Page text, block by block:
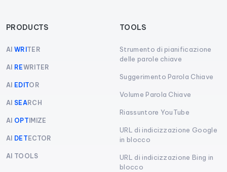
PRODUCTS
AI WRI TER
AI REWRITER
AI EDITOR
AI SEARCH
AI OPT IMIZE
AI DET ECTOR
AI TOOLS
TOOLS
Strumento di pianificazione
delle parole chiave
Suggerimento Parola Chiave
Volume Parola Chiave
Riassuntore YouTube
URL di indicizzazione Google
in blocco
URL di indicizzazione Bing in
blocco